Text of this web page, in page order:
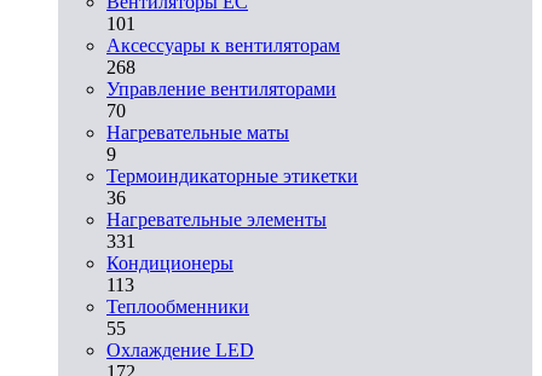
101
Аксессуары к вентиляторам
268
Управление вентиляторами
70
Нагревательные маты
9
Термоиндикаторные этикетки
36
Нагревательные элементы
331
Кондиционеры
113
Теплообменники
55
Охлаждение LED
172